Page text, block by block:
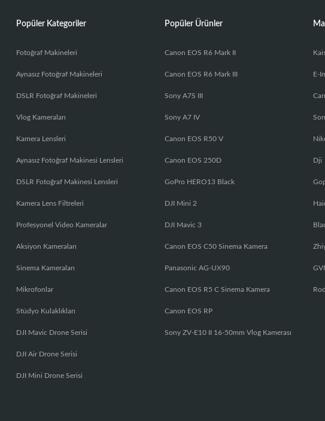
Popüler Kategoriler
Fotoğraf Makineleri
Aynasız Fotoğraf Makineleri
DSLR Fotoğraf Makineleri
Vlog Kameraları
Kamera Lensleri
Aynasız Fotoğraf Makinesi Lensleri
DSLR Fotoğraf Makinesi Lensleri
Kamera Lens Filtreleri
Profesyonel Video Kameralar
Aksiyon Kameraları
Sinema Kameraları
Mikrofonlar
Stüdyo Kulaklıkları
DJI Mavic Drone Serisi
DJI Air Drone Serisi
DJI Mini Drone Serisi
Popüler Ürünler
Canon EOS R6 Mark II
Canon EOS R6 Mark III
Sony A7S III
Sony A7 IV
Canon EOS R50 V
Canon EOS 250D
GoPro HERO13 Black
DJI Mini 2
DJI Mavic 3
Canon EOS C50 Sinema Kamera
Panasonic AG-UX90
Canon EOS R5 C Sinema Kamera
Canon EOS RP
Sony ZV-E10 II 16-50mm Vlog Kamerası
E-
Dji